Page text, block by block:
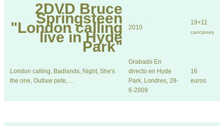
2DVD Bruce
Springsteen
"London calling
live in Hyde
Park"
2010
19+11
canciones
London calling, Badlands, Night, She's
the one, Outlaw pete, ...
Grabado En
directo en Hyde
Park, Londres, 28-
6-2009
16
euros